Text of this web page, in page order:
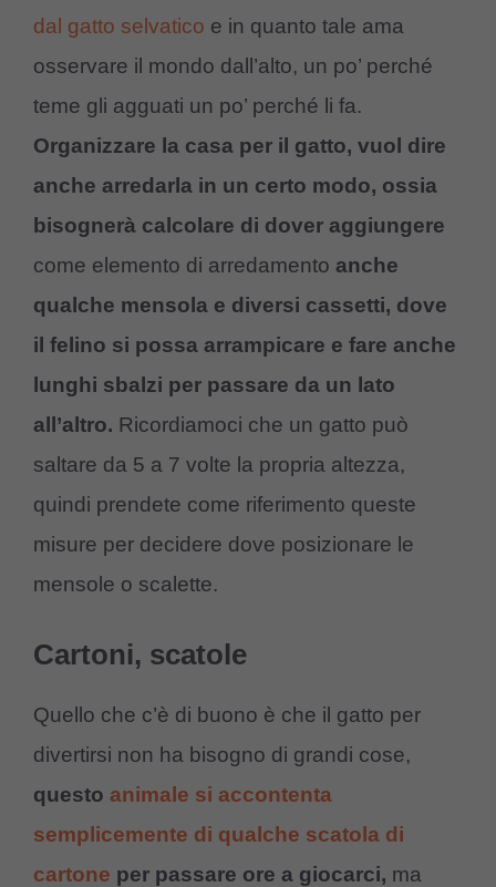
dal gatto selvatico e in quanto tale ama
osservare il mondo dall’alto, un po’ perché
teme gli agguati un po’ perché li fa.
Organizzare la casa per il gatto, vuol dire
anche arredarla in un certo modo, ossia
bisognerà calcolare di dover aggiungere
come elemento di arredamento anche
qualche mensola e diversi cassetti, dove
il felino si possa arrampicare e fare anche
lunghi sbalzi per passare da un lato
all’altro. Ricordiamoci che un gatto può
saltare da 5 a 7 volte la propria altezza,
quindi prendete come riferimento queste
misure per decidere dove posizionare le
mensole o scalette.
Cartoni, scatole
Quello che c’è di buono è che il gatto per
divertirsi non ha bisogno di grandi cose,
questo animale si accontenta
semplicemente di qualche scatola di
cartone per passare ore a giocarci, ma